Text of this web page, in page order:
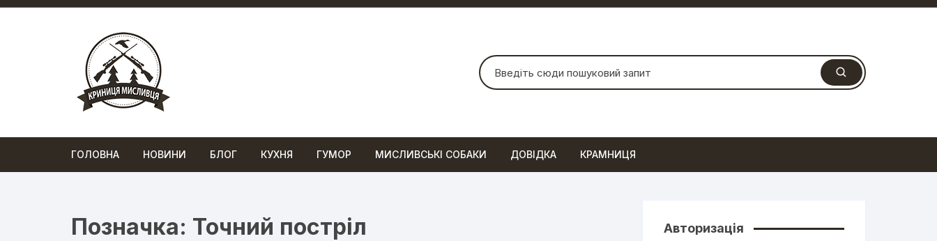
Перейти
Шукати:
ГОЛОВНА НОВИНИ БЛОГ КУХНЯ ГУМОР МИСЛИВСЬКІ СОБАКИ ДОВІДКА КРАМНИЦЯ
Позначка: Точний постріл Авторизація